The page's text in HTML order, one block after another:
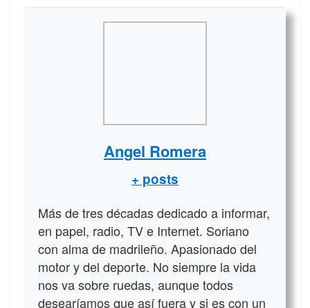
Angel Romera
+ posts
Más de tres décadas dedicado a informar,
en papel, radio, TV e Internet. Soriano
con alma de madrileño. Apasionado del
motor y del deporte. No siempre la vida
nos va sobre ruedas, aunque todos
desearíamos que así fuera y si es con un